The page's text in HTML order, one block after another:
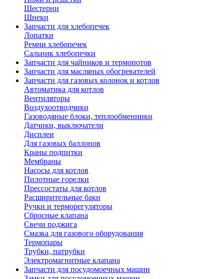
Шестерни
Шнеки
Запчасти для хлебопечек
Лопатки
Ремни хлебопечек
Сальник хлебопечки
Запчасти для чайников и термопотов
Запчасти для масляных обогревателей
Запчасти для газовых колонок и котлов
Автоматика для котлов
Вентиляторы
Воздухоотводчики
Газоводяные блоки, теплообменники
Датчики, выключатели
Дисплеи
Для газовых баллонов
Краны подпитки
Мембраны
Насосы для котлов
Пилотные горелки
Прессостаты для котлов
Расширительные баки
Ручки и терморегуляторы
Сбросные клапана
Свечи поджига
Смазка для газового оборудования
Термопары
Трубки, патрубки
Электромагнитные клапана
Запчасти для посудомоечных машин